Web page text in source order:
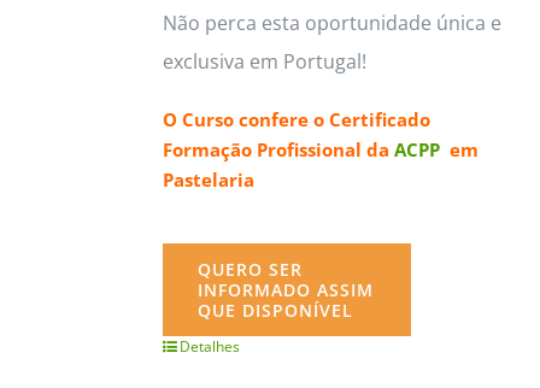
Não perca esta oportunidade única e
exclusiva em Portugal!
O Curso confere o Certificado
Formação Profissional da ACPPem
Pastelaria
QUERO SER
INFORMADO ASSIM
QUE DISPONÍVEL
Detalhes